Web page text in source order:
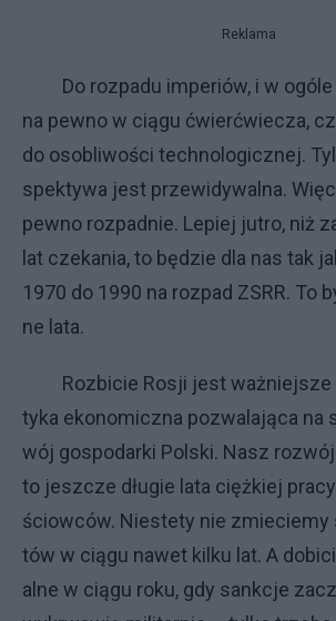
Reklama
Do roz­pa­du im­pe­riów, i w ogó­le
na pew­no w cią­gu ćwierć­wie­cza,
do oso­bli­wo­ści tech­no­lo­gicz­nej.
spek­ty­wa je­st prze­wi­dy­wal­na.
pew­no roz­pad­nie. Le­piej ju­tro, niż
lat cze­ka­nia, to bę­dzie dla nas tak
1970 do 1990 na roz­pad ZSRR. To
ne la­ta.
Roz­bi­cie Ro­sji je­st waż­niej­sze
ty­ka eko­no­micz­na po­zwa­la­ją­ca na
wój go­spo­dar­ki Pol­ski. Na­sz
to jesz­cze dłu­gie la­ta cięż­kiej
ściow­ców. Nie­ste­ty nie
tów w cią­gu na­wet kil­ku lat. A
al­ne w cią­gu ro­ku, gdy sank­cje